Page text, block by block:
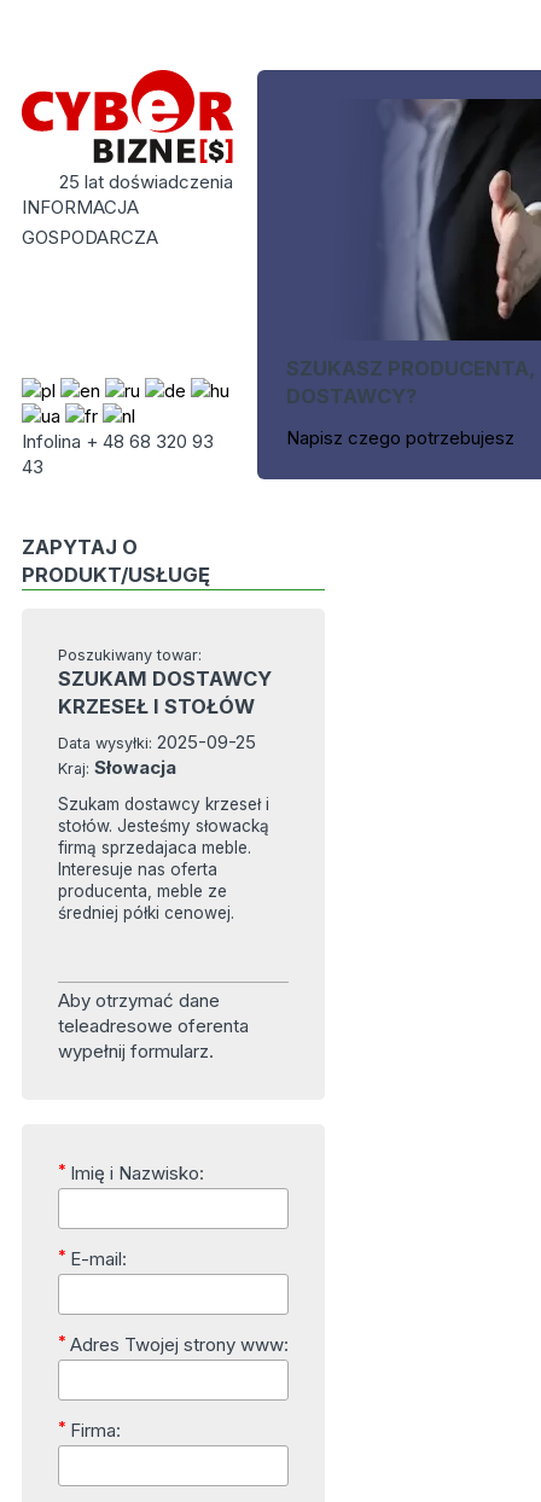
25 lat doświadczenia
INFORMACJA
GOSPODARCZA
Infolina + 48 68 320 93
43
SZUKASZ PRODUCENTA,
DOSTAWCY?
Napisz czego potrzebujesz
ZAPYTAJ O
PRODUKT/USŁUGĘ
Poszukiwany towar:
SZUKAM DOSTAWCY
KRZESEŁ I STOŁÓW
Data wysyłki: 2025-09-25
Kraj: Słowacja
Szukam dostawcy krzeseł i
stołów. Jesteśmy słowacką
firmą sprzedajaca meble.
Interesuje nas oferta
producenta, meble ze
średniej półki cenowej.
Aby otrzymać dane
teleadresowe oferenta
wypełnij formularz.
* Imię i Nazwisko:
* E-mail:
* Adres Twojej strony www:
* Firma: